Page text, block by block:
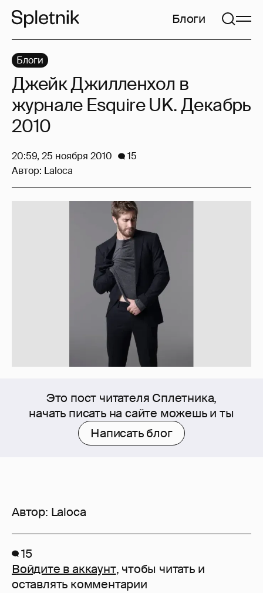
Блоги
Это пост читателя Сплетника,
начать писать на сайте можешь и ты
Написать блог
Автор: Laloca
Блоги
Джейк Джилленхол в
журнале Esquire UK. Декабрь
2010
20:59, 25 ноября 2010
15
Автор: Laloca
15
Войдите в аккаунт, чтобы читать и
оставлять комментарии